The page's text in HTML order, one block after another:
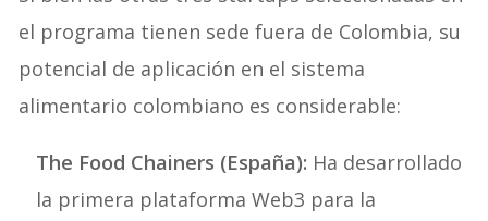
el programa tienen sede fuera de Colombia, su
potencial de aplicación en el sistema
alimentario colombiano es considerable:
The Food Chainers (España): Ha desarrollado
la primera plataforma Web3 para la